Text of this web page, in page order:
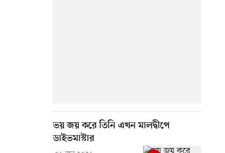
ভয় জয় করে তিনি এখন মালদ্বীপে
ডাইভমাস্টার